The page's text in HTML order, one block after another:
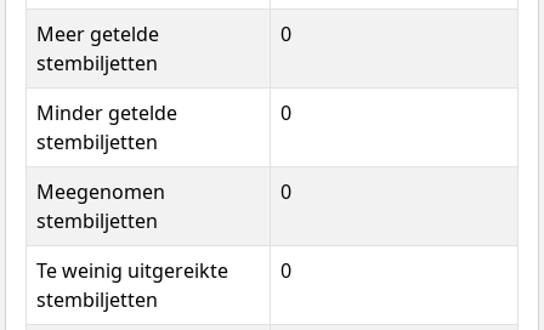
Meer getelde
stembiljetten
0
Minder getelde
stembiljetten
0
Meegenomen
stembiljetten
0
Te weinig uitgereikte
stembiljetten
0